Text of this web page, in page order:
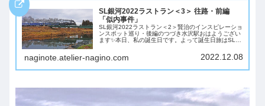
SL銀河2022ラストラン＜3＞ 往路・前編
「似内事件」
SL銀河2022ラストラン＜2＞賢治のインスピレーショ
ンスポット巡り・後編のつづき水沢駅おはようござい
ます✨本日、私の誕生日です。よって誕生日旅はSL銀
そうな予感♪ところで、素敵な自販機なので...
naginote.atelier-nagino.com 2022.12.08